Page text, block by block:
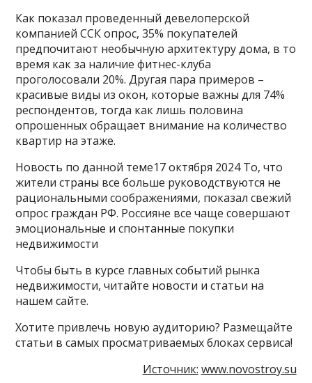
Как показал проведенный девелоперской
компанией ССК опрос, 35% покупателей
предпочитают необычную архитектуру дома, в то
время как за наличие фитнес-клуба
проголосовали 20%. Другая пара примеров –
красивые виды из окон, которые важны для 74%
респондентов, тогда как лишь половина
опрошенных обращает внимание на количество
квартир на этаже.
Новость по данной теме17 октября 2024 То, что
жители страны все больше руководствуются не
рациональными соображениями, показал свежий
опрос граждан РФ. Россияне все чаще совершают
эмоциональные и спонтанные покупки
недвижимости
Чтобы быть в курсе главных событий рынка
недвижимости, читайте новости и статьи на
нашем сайте.
Хотите привлечь новую аудиторию? Размещайте
статьи в самых просматриваемых блоках сервиса!
Источник: www.novostroy.su